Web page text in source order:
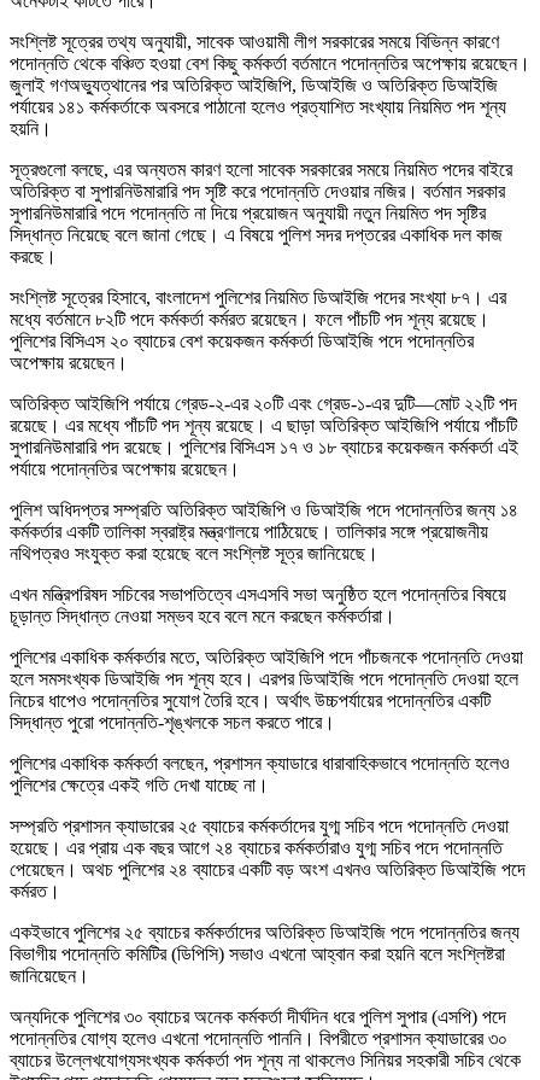
সংশ্লিষ্ট সূত্রের তথ্য অনুযায়ী, সাবেক আওয়ামী লীগ সরকারের সময়ে বিভিন্ন কারণে
পদোন্নতি থেকে বঞ্চিত হওয়া বেশ কিছু কর্মকর্তা বর্তমানে পদোন্নতির অপেক্ষায় রয়েছেন।
জুলাই গণঅভ্যুত্থানের পর অতিরিক্ত আইজিপি, ডিআইজি ও অতিরিক্ত ডিআইজি
পর্যায়ের ১৪১ কর্মকর্তাকে অবসরে পাঠানো হলেও প্রত্যাশিত সংখ্যায় নিয়মিত পদ শূন্য
হয়নি।
সূত্রগুলো বলছে, এর অন্যতম কারণ হলো সাবেক সরকারের সময়ে নিয়মিত পদের বাইরে
অতিরিক্ত বা সুপারনিউমারারি পদ সৃষ্টি করে পদোন্নতি দেওয়ার নজির। বর্তমান সরকার
সুপারনিউমারারি পদে পদোন্নতি না দিয়ে প্রয়োজন অনুযায়ী নতুন নিয়মিত পদ সৃষ্টির
সিদ্ধান্ত নিয়েছে বলে জানা গেছে। এ বিষয়ে পুলিশ সদর দপ্তরের একাধিক দল কাজ
করছে।
সংশ্লিষ্ট সূত্রের হিসাবে, বাংলাদেশ পুলিশের নিয়মিত ডিআইজি পদের সংখ্যা ৮৭। এর
মধ্যে বর্তমানে ৮২টি পদে কর্মকর্তা কর্মরত রয়েছেন। ফলে পাঁচটি পদ শূন্য রয়েছে।
পুলিশের বিসিএস ২০ ব্যাচের বেশ কয়েকজন কর্মকর্তা ডিআইজি পদে পদোন্নতির
অপেক্ষায় রয়েছেন।
অতিরিক্ত আইজিপি পর্যায়ে গ্রেড-২-এর ২০টি এবং গ্রেড-১-এর দুটি—মোট ২২টি পদ
রয়েছে। এর মধ্যে পাঁচটি পদ শূন্য রয়েছে। এ ছাড়া অতিরিক্ত আইজিপি পর্যায়ে পাঁচটি
সুপারনিউমারারি পদ রয়েছে। পুলিশের বিসিএস ১৭ ও ১৮ ব্যাচের কয়েকজন কর্মকর্তা এই
পর্যায়ে পদোন্নতির অপেক্ষায় রয়েছেন।
পুলিশ অধিদপ্তর সম্প্রতি অতিরিক্ত আইজিপি ও ডিআইজি পদে পদোন্নতির জন্য ১৪
কর্মকর্তার একটি তালিকা স্বরাষ্ট্র মন্ত্রণালয়ে পাঠিয়েছে। তালিকার সঙ্গে প্রয়োজনীয়
নথিপত্রও সংযুক্ত করা হয়েছে বলে সংশ্লিষ্ট সূত্র জানিয়েছে।
এখন মন্ত্রিপরিষদ সচিবের সভাপতিত্বে এসএসবি সভা অনুষ্ঠিত হলে পদোন্নতির বিষয়ে
চূড়ান্ত সিদ্ধান্ত নেওয়া সম্ভব হবে বলে মনে করছেন কর্মকর্তারা।
পুলিশের একাধিক কর্মকর্তার মতে, অতিরিক্ত আইজিপি পদে পাঁচজনকে পদোন্নতি দেওয়া
হলে সমসংখ্যক ডিআইজি পদ শূন্য হবে। এরপর ডিআইজি পদে পদোন্নতি দেওয়া হলে
নিচের ধাপেও পদোন্নতির সুযোগ তৈরি হবে। অর্থাৎ উচ্চপর্যায়ের পদোন্নতির একটি
সিদ্ধান্ত পুরো পদোন্নতি-শৃঙ্খলকে সচল করতে পারে।
পুলিশের একাধিক কর্মকর্তা বলছেন, প্রশাসন ক্যাডারে ধারাবাহিকভাবে পদোন্নতি হলেও
পুলিশের ক্ষেত্রে একই গতি দেখা যাচ্ছে না।
সম্প্রতি প্রশাসন ক্যাডারের ২৫ ব্যাচের কর্মকর্তাদের যুগ্ম সচিব পদে পদোন্নতি দেওয়া
হয়েছে। এর প্রায় এক বছর আগে ২৪ ব্যাচের কর্মকর্তারাও যুগ্ম সচিব পদে পদোন্নতি
পেয়েছেন। অথচ পুলিশের ২৪ ব্যাচের একটি বড় অংশ এখনও অতিরিক্ত ডিআইজি পদে
কর্মরত।
একইভাবে পুলিশের ২৫ ব্যাচের কর্মকর্তাদের অতিরিক্ত ডিআইজি পদে পদোন্নতির জন্য
বিভাগীয় পদোন্নতি কমিটির (ডিপিসি) সভাও এখনো আহ্বান করা হয়নি বলে সংশ্লিষ্টরা
জানিয়েছেন।
অন্যদিকে পুলিশের ৩০ ব্যাচের অনেক কর্মকর্তা দীর্ঘদিন ধরে পুলিশ সুপার (এসপি) পদে
পদোন্নতির যোগ্য হলেও এখনো পদোন্নতি পাননি। বিপরীতে প্রশাসন ক্যাডারের ৩০
ব্যাচের উল্লেখযোগ্যসংখ্যক কর্মকর্তা পদ শূন্য না থাকলেও সিনিয়র সহকারী সচিব থেকে